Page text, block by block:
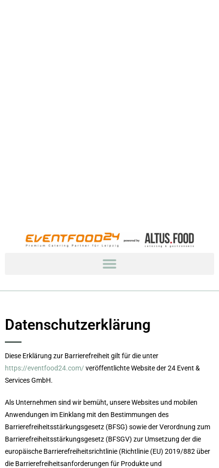
Datenschutzerklärung
Diese Erklärung zur Barrierefreiheit gilt für die unter
https://eventfood24.com/ veröffentlichte Website der 24 Event &
Services GmbH.
Als Unternehmen sind wir bemüht, unsere Websites und mobilen
Anwendungen im Einklang mit den Bestimmungen des
Barrierefreiheitsstärkungsgesetz (BFSG) sowie der Verordnung zum
Barrierefreiheitsstärkungsgesetz (BFSGV) zur Umsetzung der die
europäische Barrierefreiheitsrichtlinie (Richtlinie (EU) 2019/882 über
die Barrierefreiheitsanforderungen für Produkte und